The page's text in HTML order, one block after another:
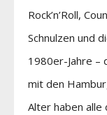
Rock’n’Roll,
Schnulzen und
1980er-Jahre –
mit den
Alter haben alle